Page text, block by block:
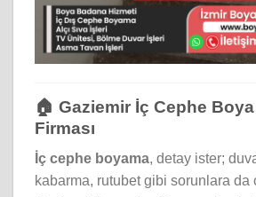
🏠 Gaziemir İç Cephe
Firması
İç cephe boyama, detay ister;
kabarma, rutubet gibi sorunlara da